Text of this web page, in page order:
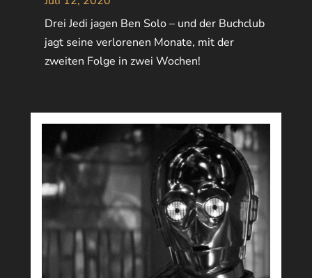
Drei Jedi jagen Ben Solo – und der Buchclub
jagt seine verlorenen Monate, mit der
zweiten Folge in zwei Wochen!